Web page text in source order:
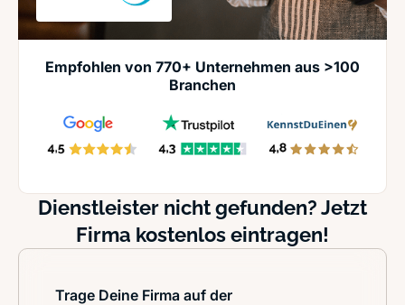
Empfohlen von 770+ Unternehmen aus >100
Branchen
Dienstleister nicht gefunden? Jetzt
Firma kostenlos eintragen!
Trage Deine Firma auf der